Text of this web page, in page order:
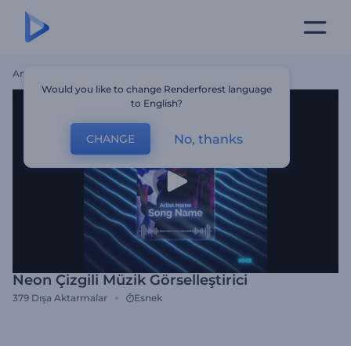
Ana Sayfa
Neon Çizgili Müzik Görselleştirici
379 Dışa Aktarmalar Esnek
Would you like to change Renderforest language
to English?
CHANGE No, thanks